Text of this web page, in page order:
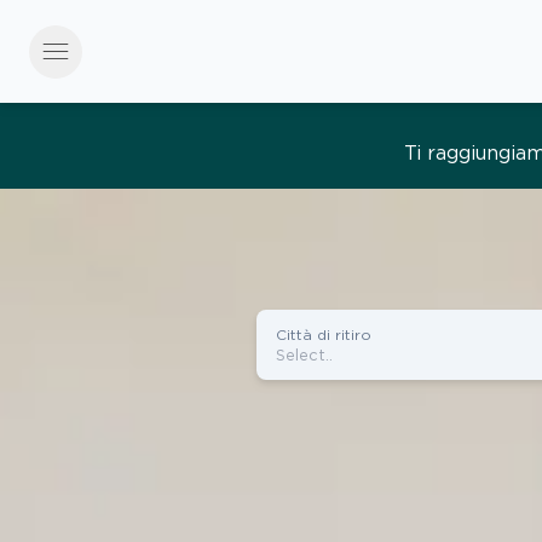
menu
Tutto semplice,
Città di ritiro